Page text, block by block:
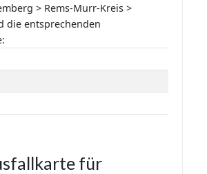
> Rems-Murr-Kreis >
die entsprechenden
für